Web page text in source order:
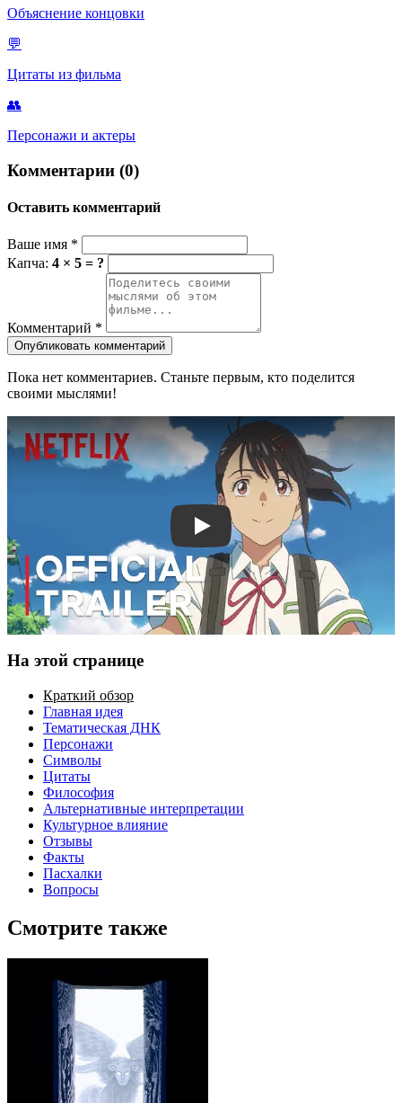
Объяснение концовки
💬
Цитаты из фильма
👥
Персонажи и актеры
Комментарии (0)
Оставить комментарий
Ваше имя *
Капча: 4 × 5 = ?
Комментарий *
Опубликовать комментарий
Пока нет комментариев. Станьте первым, кто поделится
своими мыслями!
Смотреть трейлер
На этой странице
Краткий обзор
Главная идея
Тематическая ДНК
Персонажи
Символы
Цитаты
Философия
Альтернативные интерпретации
Культурное влияние
Отзывы
Факты
Пасхалки
Вопросы
Смотрите также